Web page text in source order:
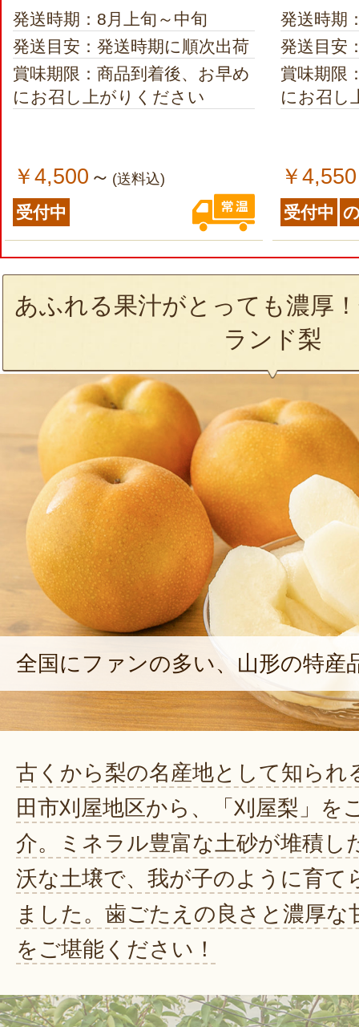
発送時期：8月上旬～中旬
発送目安：発送時期に順次出荷
賞味期限：商品到着後、お早め
にお召し上がりください
￥4,500 ～ (送料込)
受付中
発送時期
発送目安
賞味期限
にお召し
￥4,550
受付中
あふれる果汁がとっても濃厚
ランド梨
全国にファンの多い、山形の特産
古くから梨の名産地として知られ
田市刈屋地区から、「刈屋梨」を
介。ミネラル豊富な土砂が堆積し
沃な土壌で、我が子のように育て
ました。歯ごたえの良さと濃厚な
をご堪能ください！